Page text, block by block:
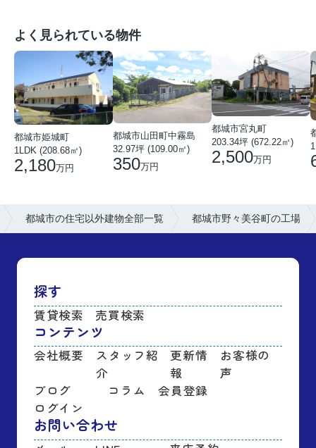
よく見られている物件
都城市姫城町
1LDK (208.68㎡)
2,180万円
都城市山田町中霧島
32.97坪 (109.00㎡)
350万円
都城市宮丸町
203.34坪 (672.22㎡)
2,500万円
都城市の住宅以外建物全部一覧 都城市野々美谷町の工場
探す
賃貸検索 売買検索
コンテンツ
会社概要
スタッフ紹
介
更新情
報
お客様の
声
ブログ
コラム
会員登録
ログイン
お問い合わせ